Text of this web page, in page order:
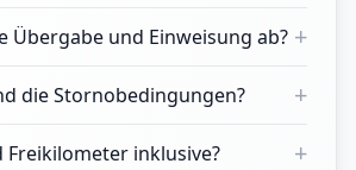
Übergabe und Einweisung ab? +
die Stornobedingungen? +
Freikilometer inklusive? +